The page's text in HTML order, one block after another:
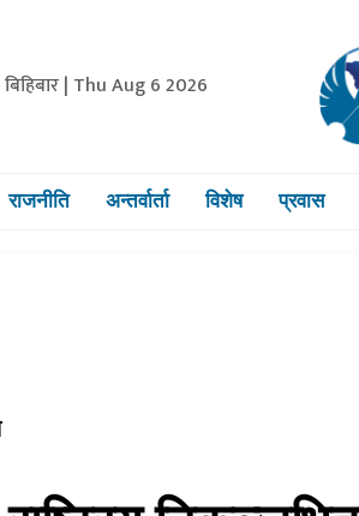
| Thu Aug 6 2026
राजनीति अन्तर्वार्ता विशेष प्रवास